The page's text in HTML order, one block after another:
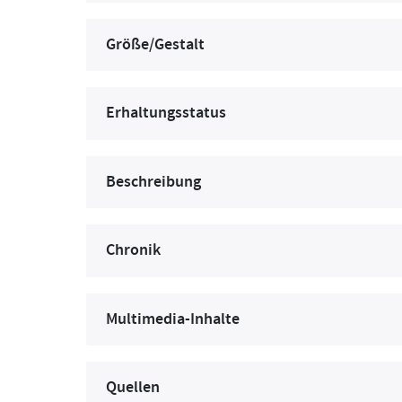
Größe/Gestalt
Erhaltungsstatus
Beschreibung
Chronik
Multimedia-Inhalte
Quellen